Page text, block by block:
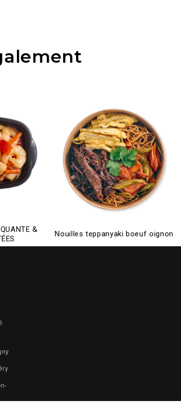
&
Nouilles teppanyaki boeuf oignon